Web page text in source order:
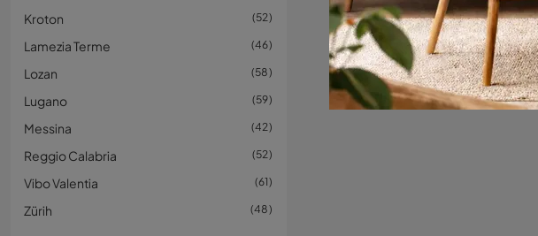
Kroton 52
Lamezia Terme 46
Lozan 58
Lugano 59
Messina 42
Reggio Calabria 52
Vibo Valentia 61
Zürih 48